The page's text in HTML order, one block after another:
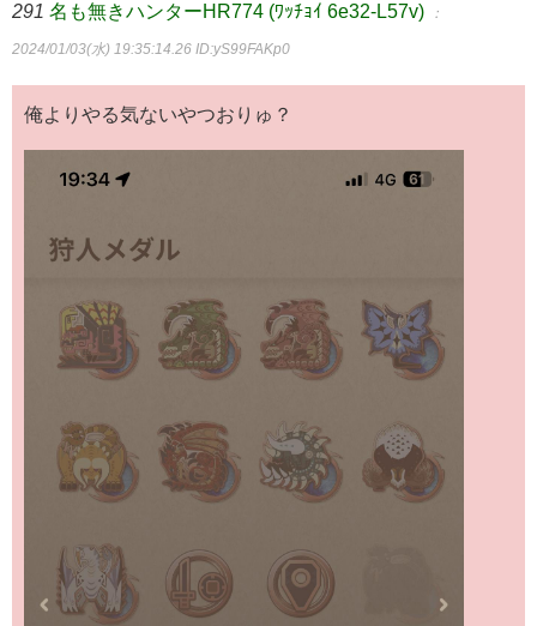
291 名も無きハンターHR774 (ﾜｯﾁｮｲ 6e32-L57v) ：
2024/01/03(水) 19:35:14.26 ID:yS99FAKp0
俺よりやる気ないやつおりゅ？